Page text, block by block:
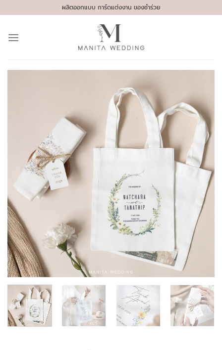
to
ผลิตออกแบบ การ์ดแต่งงาน ของชำร่วย